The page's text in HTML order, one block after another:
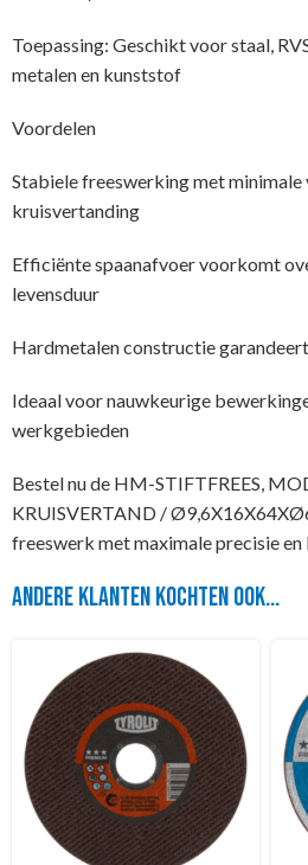
Toepassing: Geschikt voor staal,
metalen en kunststof
Voordelen
Stabiele freeswerking met
kruisvertanding
Efficiënte spaanafvoer voorkomt
levensduur
Hardmetalen constructie
Ideaal voor nauwkeurige
werkgebieden
Bestel nu de HM-STIFTFREES,
KRUISVERTAND /
freeswerk met maximale precisie
Andere klanten kochten ook...